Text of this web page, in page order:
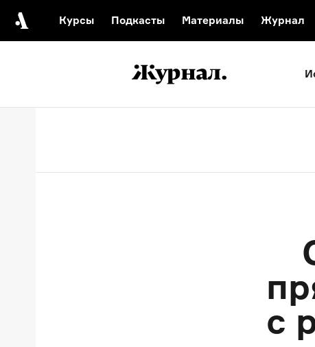
Курсы Подкасты Материалы Журнал
Видеоистория
с